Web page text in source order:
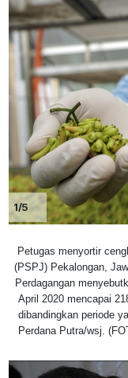
1/5
Petugas menyortir
(PSPJ) Pekalongan,
Perdagangan
April 2020 mencapai
dibandingkan periode
Perdana Putra/wsj.